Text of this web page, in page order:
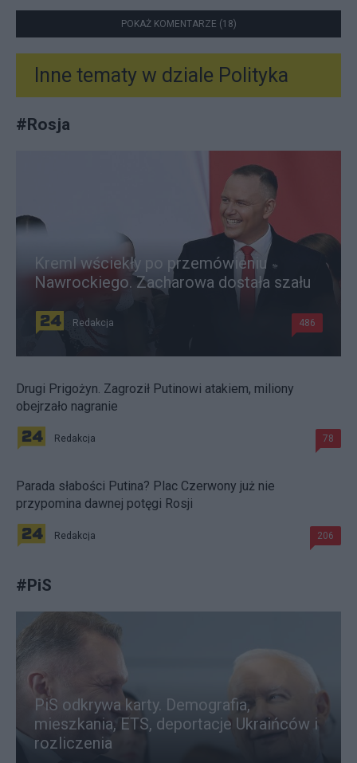
POKAŻ KOMENTARZE (18)
Inne tematy w dziale Polityka
#Rosja
Kreml wściekły po przemówieniu
Nawrockiego. Zacharowa dostała szału
Redakcja 486
Drugi Prigożyn. Zagroził Putinowi atakiem, miliony
obejrzało nagranie
Redakcja 78
Parada słabości Putina? Plac Czerwony już nie
przypomina dawnej potęgi Rosji
Redakcja 206
#PiS
PiS odkrywa karty. Demografia,
mieszkania, ETS, deportacje Ukraińców i
rozliczenia